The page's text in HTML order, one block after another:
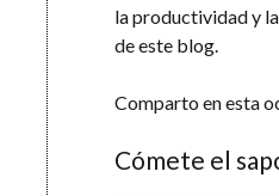
la productividad y
de este blog.
Comparto en esta
Cómete el